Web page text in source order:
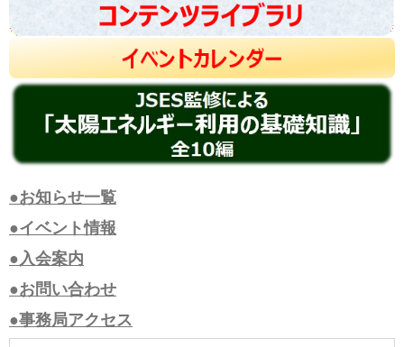
●お知らせ一覧
●イベント情報
●入会案内
●お問い合わせ
●事務局アクセス